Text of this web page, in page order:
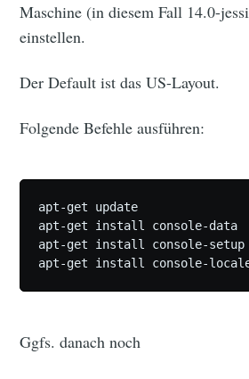
Maschine (in diesem Fall 14.0-
einstellen.
Der Default ist das US-Layout.
Folgende Befehle ausführen:
apt-get update
apt-get install console-data
apt-get install console-setup
Ggfs. danach noch